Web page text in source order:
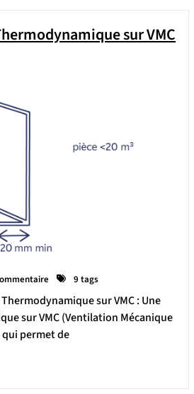
sur VMC
9 tags
sur VMC : Une
sur VMC (Ventilation Mécanique
permet de